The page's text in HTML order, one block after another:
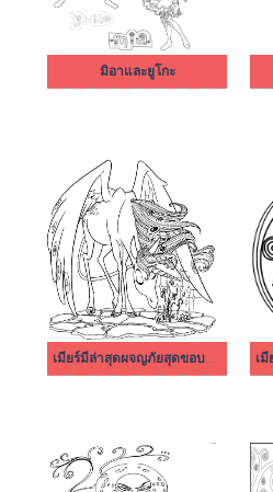
มิอาและยูโกะ